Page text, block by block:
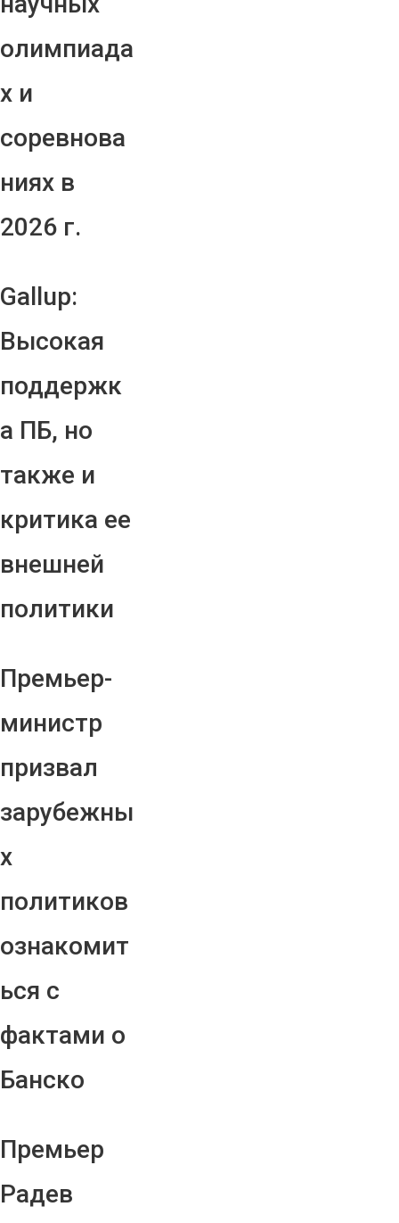
олимпиада
х и
соревнова
ниях в
2026 г.
Gallup:
Высокая
поддержк
а ПБ, но
также и
критика ее
внешней
политики
Премьер-
министр
призвал
зарубежны
х
политиков
ознакомит
ься с
фактами о
Банско
Премьер
Радев